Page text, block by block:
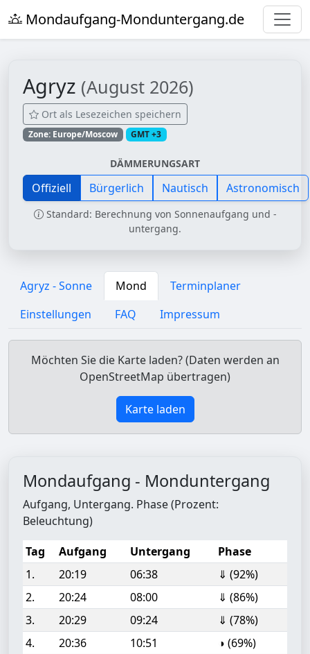
Mondaufgang-Monduntergang.de
Agryz (August 2026)
Ort als Lesezeichen speichern
Zone: Europe/Moscow GMT +3
DÄMMERUNGSART
Offiziell Bürgerlich Nautisch Astronomisch
Standard: Berechnung von Sonnenaufgang und -
untergang.
Agryz - Sonne Mond
Terminplaner
Einstellungen
FAQ Impressum
Möchten Sie die Karte laden? (Daten werden an
OpenStreetMap übertragen)
Karte laden
Mondaufgang - Monduntergang
Aufgang, Untergang. Phase (Prozent:
Beleuchtung)
Tag
Aufgang Untergang
Phase
1.
20:19 06:38
⇓ (92%)
2.
20:24 08:00
⇓ (86%)
3.
20:29 09:24
⇓ (78%)
4.
20:36 10:51
◑ (69%)